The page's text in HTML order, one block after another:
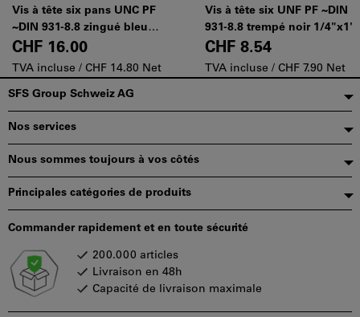
Vis à tête six pans UNC PF
~DIN 931-8.8 zingué bleu
1/4"x1 1/4"
CHF 16.00
TVA incluse / CHF 14.80 Net
Vis à tête six UNF PF ~DIN
931-8.8 trempé noir 1/4"x1"
CHF 8.54
TVA incluse / CHF 7.90 Net
Pied
de
page
SFS Group Schweiz AG
Nos services
Nous sommes toujours à vos côtés
Principales catégories de produits
Commander rapidement et en toute sécurité
200.000 articles
Livraison en 48h
Capacité de livraison maximale